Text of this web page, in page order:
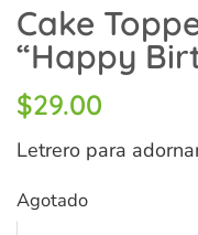
Cake
“Happy
$29.00
Letrero para
Agotado